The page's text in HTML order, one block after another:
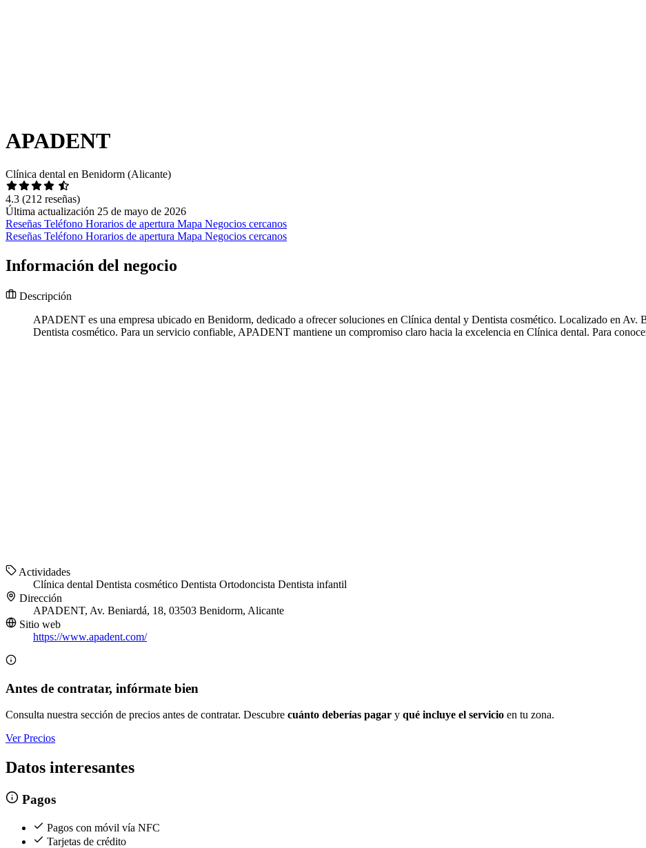
APADENT
Clínica dental en Benidorm (Alicante)
4.3 (212 reseñas)
Última actualización 25 de mayo de 2026
Reseñas Teléfono Horarios de apertura Mapa Negocios cercanos
Reseñas Teléfono Horarios de apertura Mapa Negocios cercanos
Información del negocio
Descripción
APADENT es una empresa ubicado en Benidorm, dedicado a ofrecer soluciones en Clínica dental y Dentista cosmético. Localizado en Av.
Dentista cosmético. Para un servicio confiable, APADENT mantiene un compromiso claro hacia la excelencia en Clínica dental. Para
Actividades
Clínica dental Dentista cosmético Dentista Ortodoncista Dentista infantil
Dirección
APADENT, Av. Beniardá, 18, 03503 Benidorm, Alicante
Sitio web
https://www.apadent.com/
Antes de contratar, infórmate bien
Consulta nuestra sección de precios antes de contratar. Descubre cuánto deberías pagar y qué incluye el servicio en tu zona.
Ver Precios
Datos interesantes
Pagos
Pagos con móvil vía NFC
Tarjetas de crédito